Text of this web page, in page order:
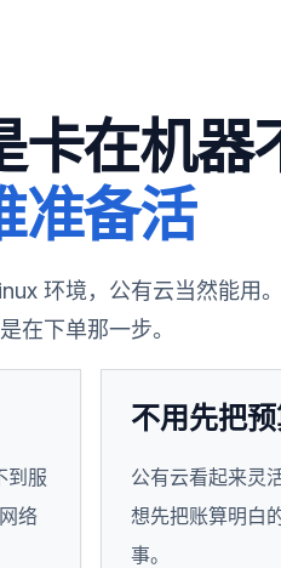
在机器
准备活
环境，公有云当然能用
在下单那一步。
到服
络
不用先把
公有云看起来灵
想先把账算明白
事。